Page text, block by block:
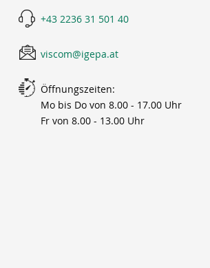
+43 2236 31 501 40
viscom@igepa.at
Öffnungszeiten:
Mo bis Do von 8.00 - 17.00 Uhr
Fr von 8.00 - 13.00 Uhr